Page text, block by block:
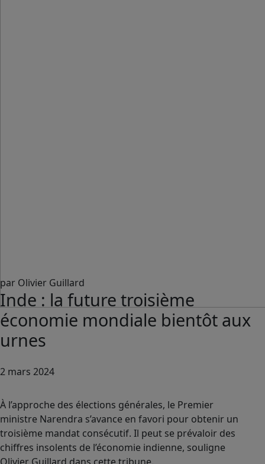
par Olivier Guillard
Inde : la future troisième
économie mondiale bientôt aux
urnes
2 mars 2024
À l’approche des élections générales, le Premier
ministre Narendra s’avance en favori pour obtenir un
troisième mandat consécutif. Il peut se prévaloir des
chiffres insolents de l’économie indienne, souligne